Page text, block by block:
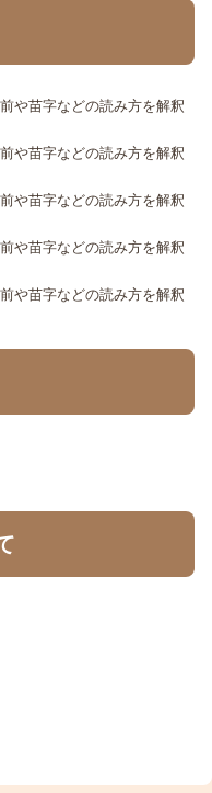
や苗字などの読み方を解釈
や苗字などの読み方を解釈
や苗字などの読み方を解釈
や苗字などの読み方を解釈
や苗字などの読み方を解釈